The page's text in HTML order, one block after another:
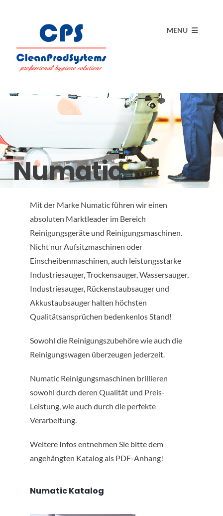
MENU
Kataloge
Produkte
Über uns
Blog
Kontakt
Numatic
Mit der Marke Numatic führen wir einen
absoluten Marktleader im Bereich
Reinigungsgeräte und Reinigungsmaschinen.
Nicht nur Aufsitzmaschinen oder
Einscheibenmaschinen, auch leistungsstarke
Industriesauger, Trockensauger, Wassersauger,
Industriesauger, Rückenstaubsauger und
Akkustaubsauger halten höchsten
Qualitätsansprüchen bedenkenlos Stand!
Sowohl die Reinigungszubehöre wie auch die
Reinigungswagen überzeugen jederzeit.
Numatic Reinigungsmaschinen brillieren
sowohl durch deren Qualität und Preis-
Leistung, wie auch durch die perfekte
Verarbeitung.
Weitere Infos entnehmen Sie bitte dem
angehängten Katalog als PDF-Anhang!
Numatic Katalog